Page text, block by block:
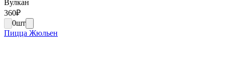
Вулкан
360₽
0шт
Пицца Жюльен